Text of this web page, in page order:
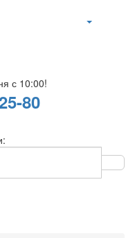
с 10:00!
80